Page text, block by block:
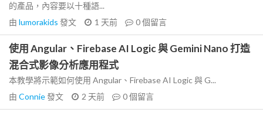
的產品，內容要以十種語...
由 lumorakids 發文 1 天前 0個留言
使用 Angular、Firebase AI Logic 與 Gemini Nano 打造
混合式影像分析應用程式
本教學將示範如何使用 Angular、Firebase AI Logic 與 G...
由 Connie發文 2 天前 0個留言